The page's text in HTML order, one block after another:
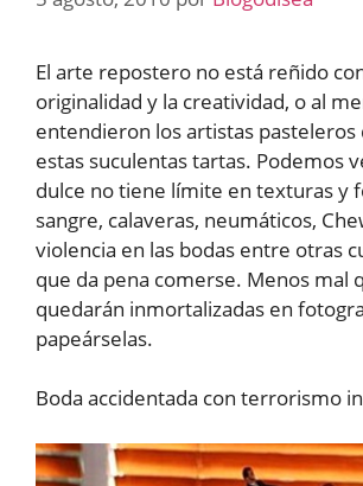
El arte repostero no está reñido
originalidad y la creatividad, o al
entendieron los artistas pasteleros
estas suculentas tartas. Podemos
dulce no tiene límite en texturas y
sangre, calaveras, neumáticos,
violencia en las bodas entre otras
que da pena comerse. Menos mal
quedarán inmortalizadas en
papeárselas.
Boda accidentada con terrorismo